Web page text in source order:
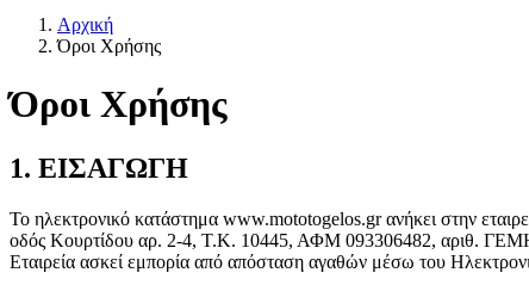
Αρχική
Όροι Χρήσης
Όροι Χρήσης
1. ΕΙΣΑΓΩΓΗ
Το ηλεκτρονικό κατάστημα www.mototogelos.gr ανήκει στην
οδός Κουρτίδου αρ. 2-4, Τ.Κ. 10445, ΑΦΜ 093306482, αριθ. ΓΕΜΗ
Εταιρεία ασκεί εμπορία από απόσταση αγαθών μέσω του